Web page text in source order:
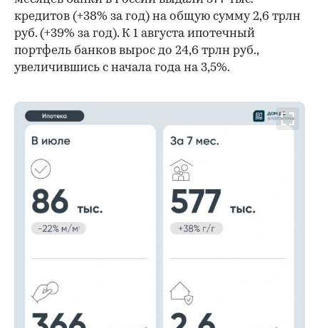
кредитов (+38% за год) на общую сумму 2,6 трлн
руб. (+39% за год). К 1 августа ипотечный
портфель банков вырос до 24,6 трлн руб.,
увеличившись с начала года на 3,5%.